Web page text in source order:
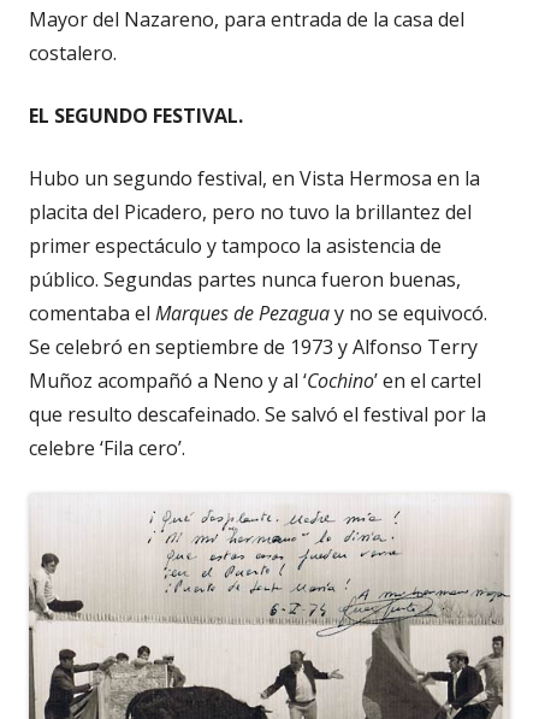
Mayor del Nazareno, para entrada de la casa del
costalero.
EL SEGUNDO FESTIVAL.
Hubo un segundo festival, en Vista Hermosa en la
placita del Picadero, pero no tuvo la brillantez del
primer espectáculo y tampoco la asistencia de
público. Segundas partes nunca fueron buenas,
comentaba el Marques de Pezaguay no se equivocó.
Se celebró en septiembre de 1973 y Alfonso Terry
Muñoz acompañó a Neno y al ‘Cochino’ en el cartel
que resulto descafeinado. Se salvó el festival por la
celebre ‘Fila cero’.